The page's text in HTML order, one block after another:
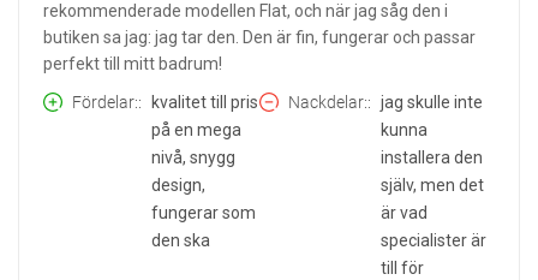
rekommenderade modellen Flat, och när jag såg den i
butiken sa jag: jag tar den. Den är fin, fungerar och passar
perfekt till mitt badrum!
Fördelar:
kvalitet till pris
på en mega
nivå, snygg
design,
fungerar som
den ska
Nackdelar:
jag skulle inte
kunna
installera den
själv, men det
är vad
specialister är
till för